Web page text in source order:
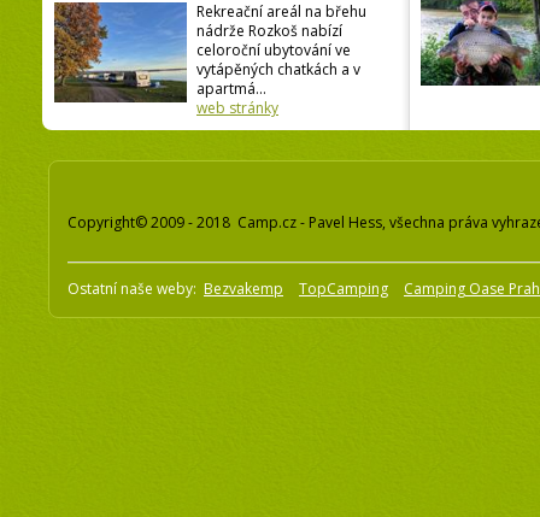
Rekreační areál na břehu
nádrže Rozkoš nabízí
celoroční ubytování ve
vytápěných chatkách a v
apartmá...
web stránky
Copyright© 2009 - 2018 Camp.cz - Pavel Hess, všechna práva
Ostatní naše weby: Bezvakemp TopCamping Camping Oase